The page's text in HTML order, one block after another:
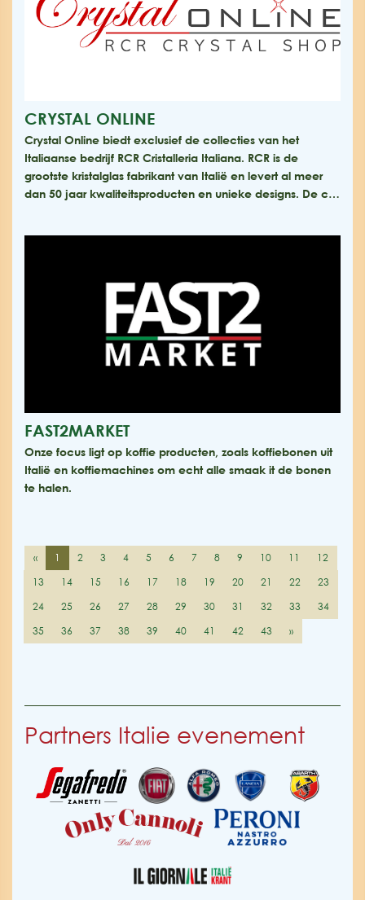
CRYSTAL ONLINE
Crystal Online biedt exclusief de collecties van het
Italiaanse bedrijf RCR Cristalleria Italiana. RCR is de
grootste kristalglas fabrikant van Italië en levert al meer
dan 50 jaar kwaliteitsproducten en unieke designs. De c…
FAST2MARKET
Onze focus ligt op koffie producten, zoals koffiebonen uit
Italië en koffiemachines om echt alle smaak it de bonen
te halen.
« 1 2 3 4 5 6 7 8 9 10 11
12
13
14 15 16 17 18 19 20 21 22
23
24
25 26 27 28 29 30 31 32 33
34
35
36 37 38 39 40 41 42 43 »
Partners Italie evenement